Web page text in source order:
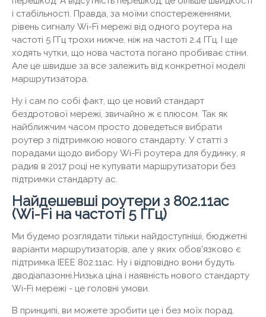
і стабільності. Правда, за моїми спостереженнями,
рівень сигналу Wi-Fi мережі від одного роутера на
частоті 5 ГГц трохи нижче, ніж на частоті 2.4 ГГц. І ще
ходять чутки, що нова частота погано пробиває стіни.
Але це швидше за все залежить від конкретної моделі
маршрутизатора.
Ну і сам по собі факт, що це новий стандарт
бездротової мережі, звичайно ж є плюсом. Так як
найближчим часом просто доведеться вибрати
роутер з підтримкою нового стандарту. У статті з
порадами щодо вибору Wi-Fi роутера для будинку, я
радив в 2017 році не купувати маршрутизатори без
підтримки стандарту ac.
Найдешевші роутери з 802.11ac
(Wi-Fi на частоті 5 ГГц)
Ми будемо розглядати тільки найдоступніші, бюджетні
варіанти маршрутизаторів, але у яких обов'язково є
підтримка IEEE 802.11ac. Ну і відповідно вони будуть
дводіапазонні.Низька ціна і наявність нового стандарту
Wi-Fi мережі - це головні умови.
В принципі, ви можете зробити це і без моїх порад.